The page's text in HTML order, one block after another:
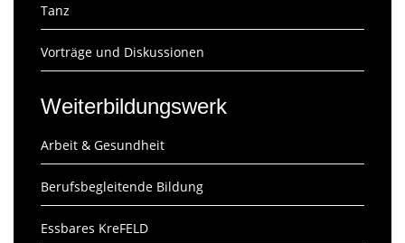
Tanz
Vorträge und Diskussionen
Weiterbildungswerk
Arbeit & Gesundheit
Berufsbegleitende Bildung
Essbares KreFELD